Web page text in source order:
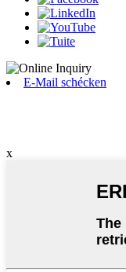
E-Mail schécken
x